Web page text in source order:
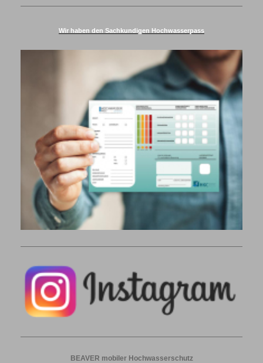
Wir haben den Sachkundigen Hochwasserpass
BEAVER mobiler Hochwasserschutz